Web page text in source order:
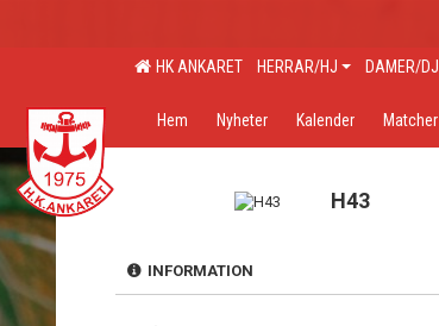
HK ANKARET HERRAR/HJ DAMER/DJ
Hem Nyheter Kalender Matcher
H43
INFORMATION